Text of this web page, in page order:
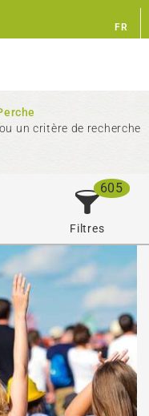
FR
un critère de recherche
Filtres
605